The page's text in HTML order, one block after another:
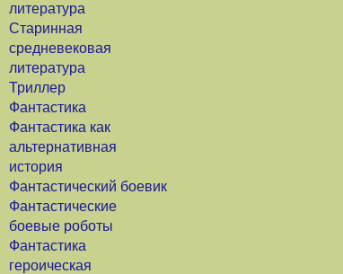
литература
Старинная
средневековая
литература
Триллер
Фантастика
Фантастика как
альтернативная
история
Фантастический боевик
Фантастические
боевые роботы
Фантастика
героическая